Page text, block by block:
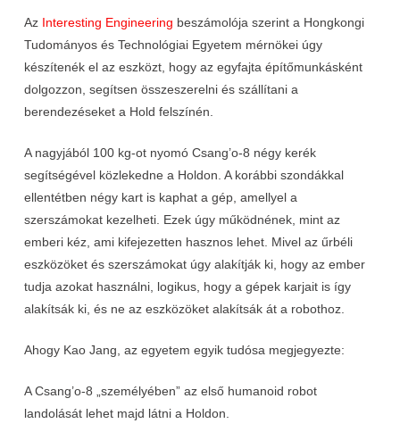
Az Interesting Engineering beszámolója szerint a Hongkongi
Tudományos és Technológiai Egyetem mérnökei úgy
készítenék el az eszközt, hogy az egyfajta építőmunkásként
dolgozzon, segítsen összeszerelni és szállítani a
berendezéseket a Hold felszínén.
A nagyjából 100 kg-ot nyomó Csang’o-8 négy kerék
segítségével közlekedne a Holdon. A korábbi szondákkal
ellentétben négy kart is kaphat a gép, amellyel a
szerszámokat kezelheti. Ezek úgy működnének, mint az
emberi kéz, ami kifejezetten hasznos lehet. Mivel az űrbéli
eszközöket és szerszámokat úgy alakítják ki, hogy az ember
tudja azokat használni, logikus, hogy a gépek karjait is így
alakítsák ki, és ne az eszközöket alakítsák át a robothoz.
Ahogy Kao Jang, az egyetem egyik tudósa megjegyezte:
A Csang’o-8 „személyében” az első humanoid robot
landolását lehet majd látni a Holdon.